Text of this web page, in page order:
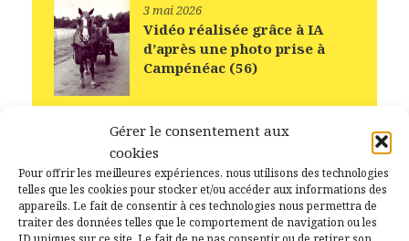
Gérer le consentement aux
cookies
Pour offrir les meilleures expériences, nous utilisons des technologies
telles que les cookies pour stocker et/ou accéder aux informations des
appareils. Le fait de consentir à ces technologies nous permettra de
traiter des données telles que le comportement de navigation ou les
3 mai 2026
Vidéo réalisée grâce à IA
d’après une photo prise à
Campénéac (56)
Flux inconnu